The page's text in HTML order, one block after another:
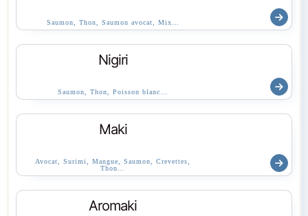
Saumon, Thon, Saumon avocat, Mix…
Nigiri
Saumon, Thon, Poisson blanc…
Maki
Avocat, Surimi, Mangue, Saumon, Crevettes,
Thon…
Aromaki